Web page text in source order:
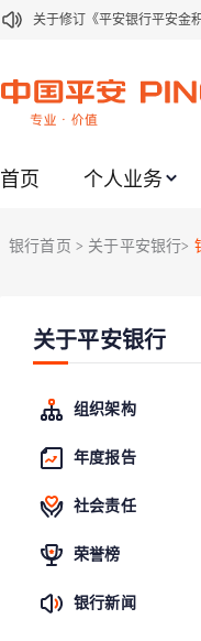
关于修订《平安银行平安金
关于2021年劳动节期间代
关于加强代理贵金属业务风
关于进一步加强代理贵金属
关于平安银行电子版信用卡
首页 个人业务
银行首页 > 关于平安银行>
关于平安银行
组织架构
年度报告
社会责任
荣誉榜
银行新闻